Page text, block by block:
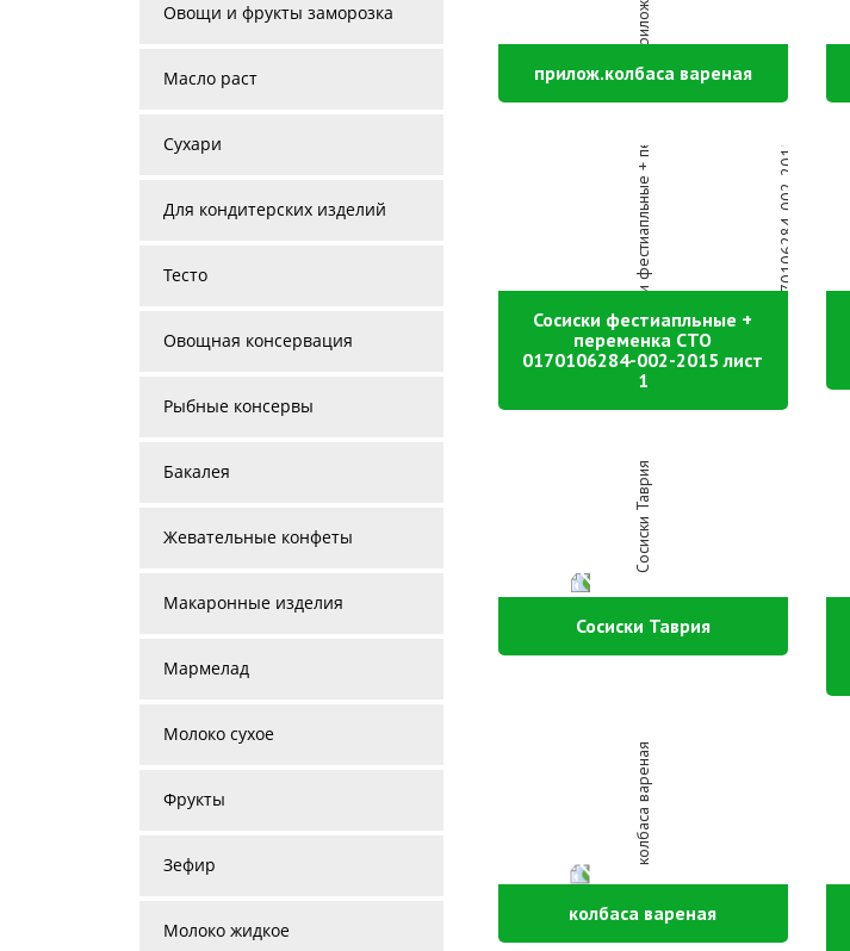
прилож.колбаса вареная
Сосиски фестиапльные +
переменка СТО
0170106284-002-2015 лист
1
Сосиски Таврия
колбаса вареная
Овощи и фрукты заморозка
Масло раст
Сухари
Для кондитерских изделий
Тесто
Овощная консервация
Рыбные консервы
Бакалея
Жевательные конфеты
Макаронные изделия
Мармелад
Молоко сухое
Фрукты
Зефир
Молоко жидкое